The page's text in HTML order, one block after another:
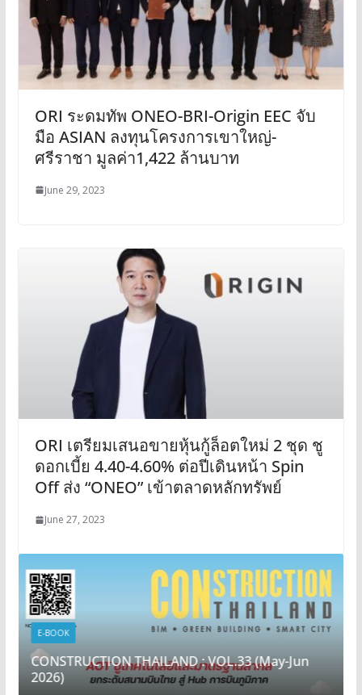
ORI ระดมทัพ ONEO-BRI-Origin EEC จับ
มือ ASIAN ลงทุนโครงการเขาใหญ่-
ศรีราชา มูลค่า1,422 ล้านบาท
June 29, 2023
ORI เตรียมเสนอขายหุ้นกู้ล็อตใหม่ 2 ชุด ชู
ดอกเบี้ย 4.40-4.60% ต่อปีเดินหน้า Spin
Off ส่ง “ONEO” เข้าตลาดหลักทรัพย์
June 27, 2023
E-BOOK
CONSTRUCTION THAILAND : VOL.33 (May-Jun
2026)